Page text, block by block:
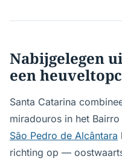
Nabijgelegen
een
Santa Catarina
miradouros in het
São Pedro de Alcântara
richting op —